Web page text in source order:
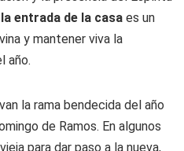
entrada de la casa es un
y mantener viva la
año.
la rama bendecida del año
de Ramos. En algunos
para dar paso a la nueva,